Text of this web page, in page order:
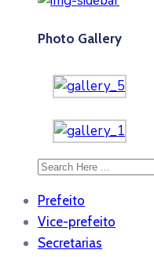
Photo Gallery
Prefeito
Vice-prefeito
Secretarias